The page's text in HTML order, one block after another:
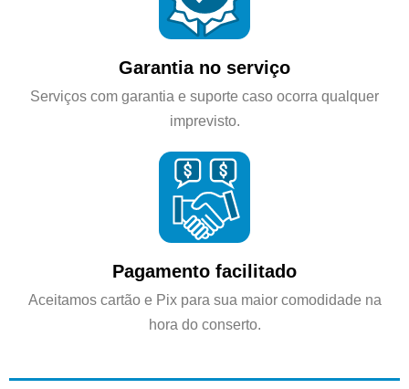
Garantia no serviço
Serviços com garantia e suporte caso ocorra qualquer
imprevisto.
Pagamento facilitado
Aceitamos cartão e Pix para sua maior comodidade na
hora do conserto.